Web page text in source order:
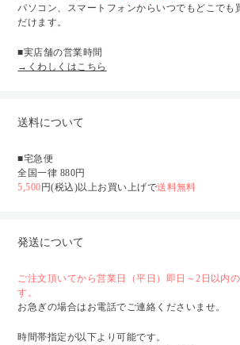
パソコン、スマートフォンからいつでもどこでも
だけます。
■実店舗の営業時間
→くわしくはこちら
送料について
■宅急便
全国一律 880円
5,500円(税込)以上お買い上げで送料無料
発送について
ご注文頂いてから営業日（平日）即日～2日以内
す。
お急ぎの場合はお電話でご連絡くださいませ。
時間帯指定が以下より可能です。